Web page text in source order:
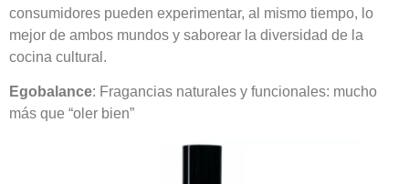
consumidores pueden experimentar, al mismo tiempo, lo
mejor de ambos mundos y saborear la diversidad de la
cocina cultural.
Egobalance: Fragancias naturales y funcionales: mucho
más que “oler bien”